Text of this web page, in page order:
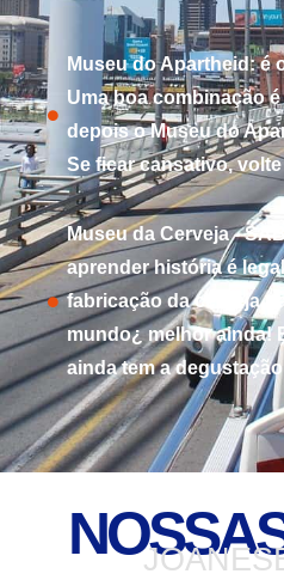
Museu do Apartheid: é
Uma boa combinação
depois o Museu do
Se ficar cansativo,
Museu da Cerveja -
aprender história é
fabricação da cerveja
mundo¿ melhor ainda!
ainda tem a